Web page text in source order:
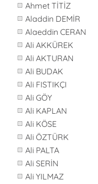
Ahmet TİTİZ
Aladdin DEMİR
Alaeddin CERAN
Ali AKKÜREK
Ali AKTURAN
Ali BUDAK
Ali FISTIKÇI
Ali GÖY
Ali KAPLAN
Ali KÖSE
Ali ÖZTÜRK
Ali PALTA
Ali SERİN
Ali YILMAZ